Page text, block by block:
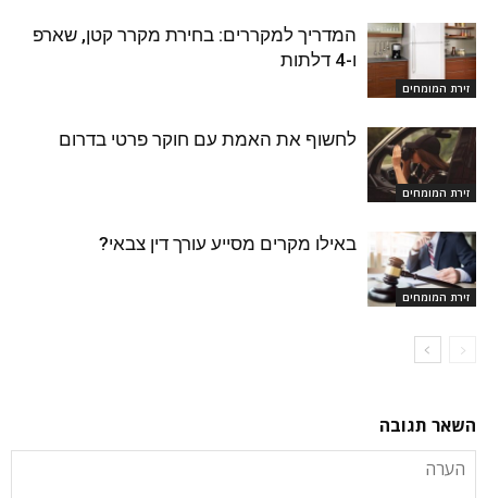
זירת המומחים
המדריך למקררים: בחירת מקרר קטן, שארפ
ו-4 דלתות
זירת המומחים
לחשוף את האמת עם חוקר פרטי בדרום
זירת המומחים
באילו מקרים מסייע עורך דין צבאי?
השאר תגובה